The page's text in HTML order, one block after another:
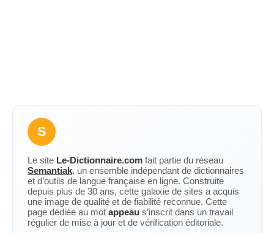
S
Le site Le-Dictionnaire.com fait partie du réseau
Semantiak, un ensemble indépendant de dictionnaires
et d’outils de langue française en ligne. Construite
depuis plus de 30 ans, cette galaxie de sites a acquis
une image de qualité et de fiabilité reconnue. Cette
page dédiée au mot appeau s’inscrit dans un travail
régulier de mise à jour et de vérification éditoriale.